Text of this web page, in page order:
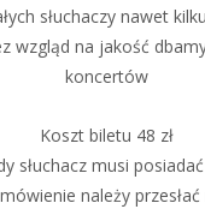
słuchaczy nawet
wzgląd na jakość
koncertów
Koszt biletu 48 zł
słuchacz musi
należy przesłać